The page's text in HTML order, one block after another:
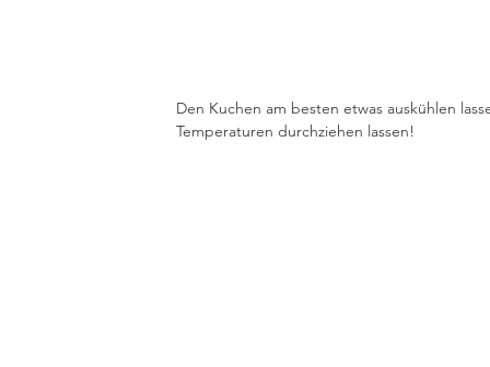
Den Kuchen am besten etwas auskühlen
Temperaturen durchziehen lassen!